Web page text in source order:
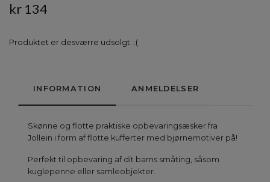
kr 134
Produktet er desværre udsolgt. :(
INFORMATION ANMELDELSER
Skønne og flotte praktiske opbevaringsæsker fra
Jollein i form af flotte kufferter med bjørnemotiver på!
Perfekt til opbevaring af dit barns småting, såsom
kuglepenne eller samleobjekter.